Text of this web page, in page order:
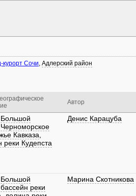
курорт Сочи, Адлерский район
Автор
Большой
Черноморское
Кавказа
реки Кудепста
Денис Карацуба
Большой
бассейн реки
Марина Скотникова